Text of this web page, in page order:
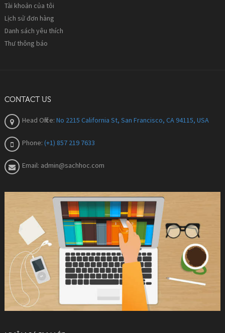
Tài khoản của tôi
Lịch sử đơn hàng
Danh sách yêu thích
Thư thông báo
CONTACT US
Head Office: No 2215 California St, San Francisco, CA 94115, USA
Phone: (+1) 857 219 7633
Email: admin@sachhoc.com